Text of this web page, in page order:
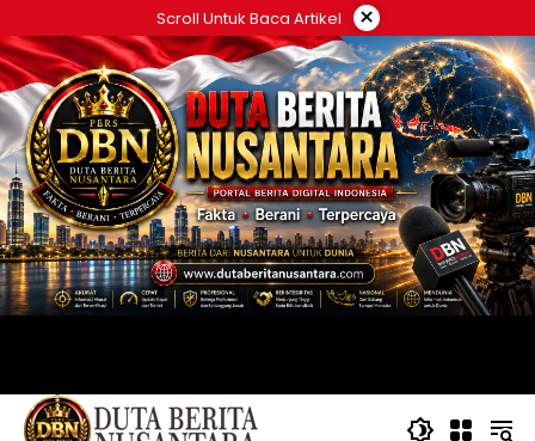
ke
konten
Scroll Untuk Baca Artikel ×